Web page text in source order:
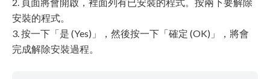
安裝的程式。
3. 按一下「是 (Yes)」，然後按一下「確定 (OK)」，將會
完成解除安裝過程。